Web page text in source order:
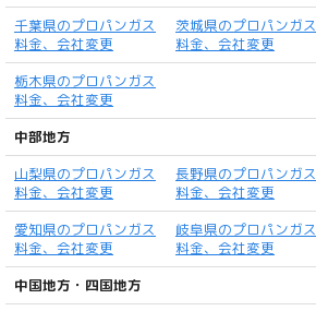
千葉県のプロパンガス
料金、会社変更
茨城県のプロパンガス
料金、会社変更
栃木県のプロパンガス
料金、会社変更
中部地方
山梨県のプロパンガス
料金、会社変更
長野県のプロパンガス
料金、会社変更
愛知県のプロパンガス
料金、会社変更
岐阜県のプロパンガス
料金、会社変更
中国地方・四国地方